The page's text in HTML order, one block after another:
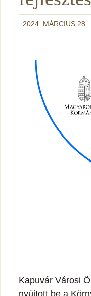
2024. MÁRCIUS 28.
Kapuvár Városi